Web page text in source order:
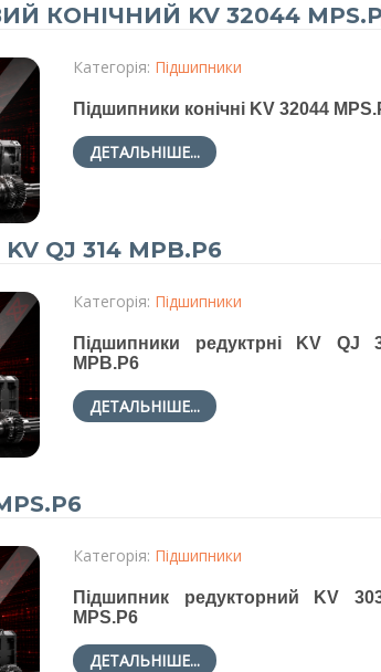
КОНІЧНИЙ KV 32044
Категорія: Підшипники
Підшипники конічні KV 32044
ДЕТАЛЬНІШЕ...
QJ 314 MPB.P6
Категорія: Підшипники
Підшипники редуктрні KV QJ
MPB.P6
ДЕТАЛЬНІШЕ...
Категорія: Підшипники
Підшипник редукторний KV
MPS.P6
ДЕТАЛЬНІШЕ...